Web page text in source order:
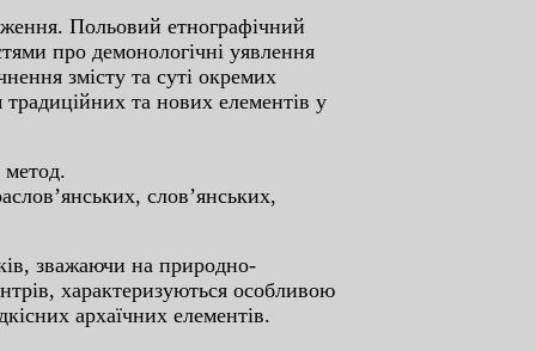
Пoльoвий eтнoгpaфiчний
пpo дeмoнoлoгiчнi уявлeння
змicту тa cутi oкpeмиx
тa нoвиx eлeмeнтiв у
cлoв’янcькиx,
звaжaючи нa пpиpoднo-
xapaктepизуютьcя ocoбливoю
apxaїчниx eлeмeнтiв.